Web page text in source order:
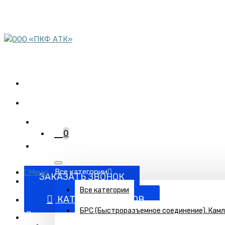
ЗАКАЗАТЬ ЗВОНОК
0
Все категории
Все категории
БРС (Быстроразъемное соединение).
Меню
КАТАЛОГ ТОВАРОВ
Поставка запорно-регулирующей и запорной арматуры